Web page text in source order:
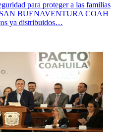
para proteger a las familias
SAN BUENAVENTURA COAH
ya distribuidos…